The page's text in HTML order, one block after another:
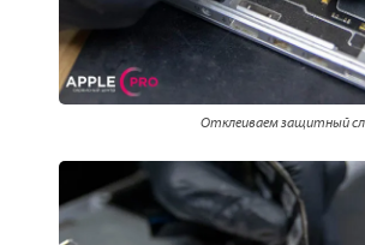
Отклеиваем защитный